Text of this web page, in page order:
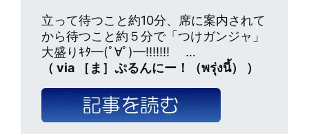
立って待つこと約10分、席に案内されて
から待つこと約５分で「つけガンジャ」
大盛りｷﾀ━(ﾟ∀ﾟ)━!!!!!!! …
（ via ［ま］ぷるんにー！（พรุ่งนี้） ）